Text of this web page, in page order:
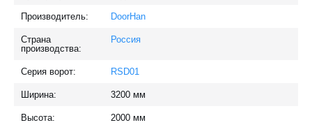
Производитель: DoorHan
Страна
производства:
Россия
Серия ворот: RSD01
Ширина: 3200 мм
Высота: 2000 мм